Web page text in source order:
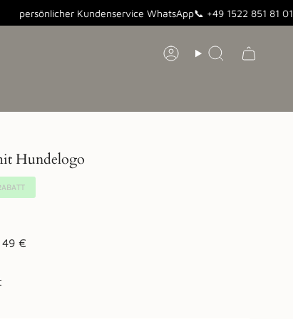
Kundenservice WhatsApp📞 +49 1522 851 81 01
Konto Suche
Hundelogo
49 €